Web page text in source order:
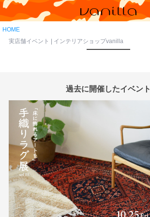
HOME
実店舗イベント | インテリアショップvanilla
過去に開催したイベント